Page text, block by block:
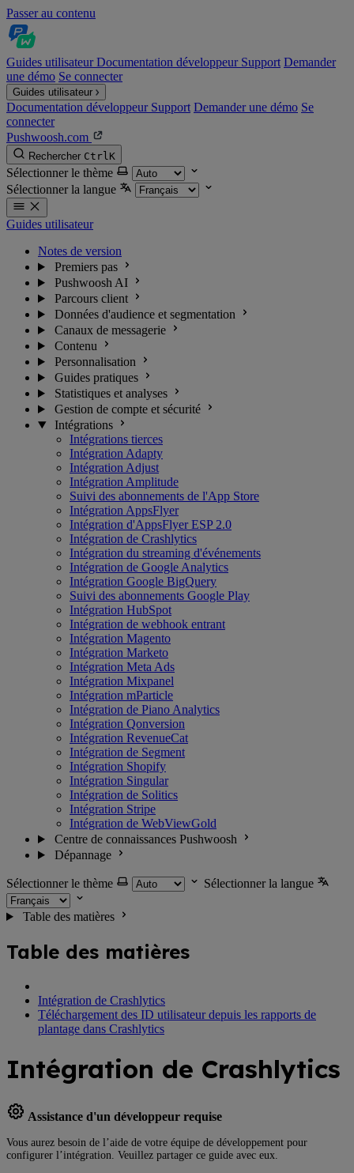
Passer au contenu
Guides utilisateurDocumentation développeur Support Demander
une démo Se connecter
Guides utilisateur
Documentation développeur Support Demander une démo Se
connecter
Pushwoosh.com
Rechercher CtrlK
Sélectionner le thème
Sélectionner la langue
Guides utilisateur
Notes de version
Premiers pas
Pushwoosh AI
Parcours client
Données d'audience et segmentation
Canaux de messagerie
Contenu
Personnalisation
Guides pratiques
Statistiques et analyses
Gestion de compte et sécurité
Intégrations
Intégrations tierces
Intégration Adapty
Intégration Adjust
Intégration Amplitude
Suivi des abonnements de l'App Store
Intégration AppsFlyer
Intégration d'AppsFlyer ESP 2.0
Intégration de Crashlytics
Intégration du streaming d'événements
Intégration de Google Analytics
Intégration Google BigQuery
Suivi des abonnements Google Play
Intégration HubSpot
Intégration de webhook entrant
Intégration Magento
Intégration Marketo
Intégration Meta Ads
Intégration Mixpanel
Intégration mParticle
Intégration de Piano Analytics
Intégration Qonversion
Intégration RevenueCat
Intégration de Segment
Intégration Shopify
Intégration Singular
Intégration de Solitics
Intégration Stripe
Intégration de WebViewGold
Centre de connaissances Pushwoosh
Dépannage
Sélectionner le thème Sélectionner la langue
Table des matières
Table des matières
Intégration de Crashlytics
Téléchargement des ID utilisateur depuis les rapports de
plantage dans Crashlytics
Intégration de Crashlytics
Assistance d'un développeur requise
Vous aurez besoin de l’aide de votre équipe de développement pour
configurer l’intégration. Veuillez partager ce guide avec eux.